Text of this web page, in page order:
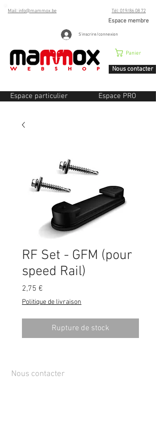
Mail: info@mammox.be Tél: 019/86 08 72
Espace membre
S'inscrire/connexion
Panier
Nous contacter
Espace particulier Espace PRO
RF Set - GFM (pour
speed Rail)
2,75 €
Politique de livraison
Rupture de stock
Nous contacter